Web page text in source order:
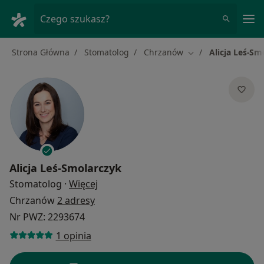
Czego szukasz?
Strona Główna Stomatolog Chrzanów Zmień miasto
Alicja Leś-
Alicja Leś-Smolarczyk
Stomatolog · Więcej
Chrzanów2 adresy
Nr PWZ: 2293674
1 opinia